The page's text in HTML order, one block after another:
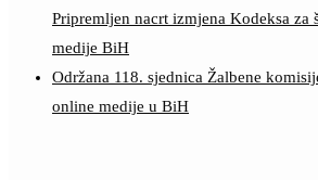
Pripremljen nacrt izmjena Kodeksa za
medije BiH
Održana 118. sjednica Žalbene
online medije u BiH